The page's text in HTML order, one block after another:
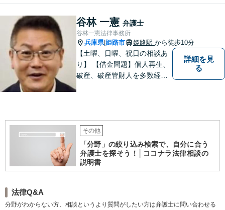
い社会になるためのお力にな
ることができればと考えてい
ます。 お気軽にご相談くださ
い。
谷林 一憲 弁護士
谷林一憲法律事務所
兵庫県|姫路市 姫路駅 から徒歩10分
【土曜、日曜、祝日の相談あ
り】 【借金問題】個人再生、
破産、破産管財人を多数経
す。 【交通事故】後遺障害の
認定を獲得した事案を多数経
験。
詳細を見
る
その他
「分野」の絞り込み検索で、自分に合う
弁護士を探そう！│ココナラ法律相談の
説明書
法律Q&A
分野がわからない方、相談というより質問がしたい方は弁護士に問い合わせる